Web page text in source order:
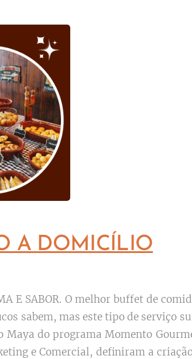
A DOMICÍLIO
E SABOR. O melhor buffet de
sabem, mas este tipo de serviço
Maya do programa Momento
e Comercial, definiram a